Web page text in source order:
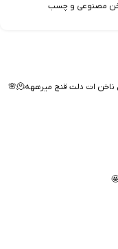
مصنوعی و چسب
ات دلت قنج میرههه🫠🌸